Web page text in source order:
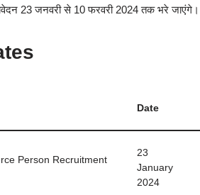
23 जनवरी से 10 फरवरी 2024 तक भरे जाएंगे।
Date
Person Recruitment
23
January
2024